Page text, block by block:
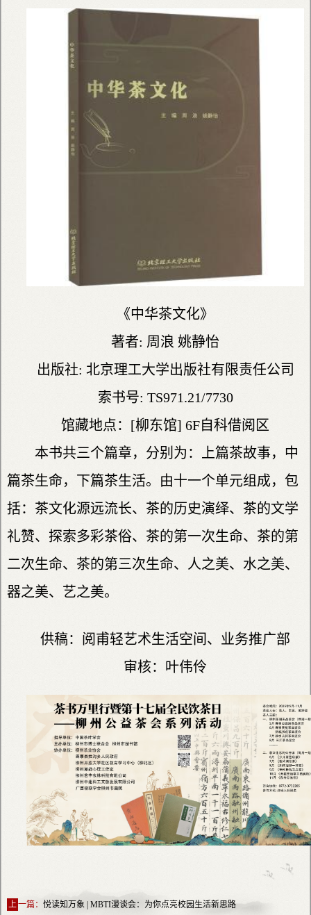
《中华茶文化》
著者: 周浪 姚静怡
出版社: 北京理工大学出版社有限责任公司
索书号: TS971.21/7730
馆藏地点：[柳东馆] 6F自科借阅区
本书共三个篇章，分别为：上篇茶故事，中
篇茶生命，下篇茶生活。由十一个单元组成，包
括：茶文化源远流长、茶的历史演绎、茶的文学
礼赞、探索多彩茶俗、茶的第一次生命、茶的第
二次生命、茶的第三次生命、人之美、水之美、
器之美、艺之美。
供稿：阅甫轻艺术生活空间、业务推广部
审核：叶伟伶
上 一篇： 悦读知万象 | MBTI漫谈会：为你点亮校园生活新思路